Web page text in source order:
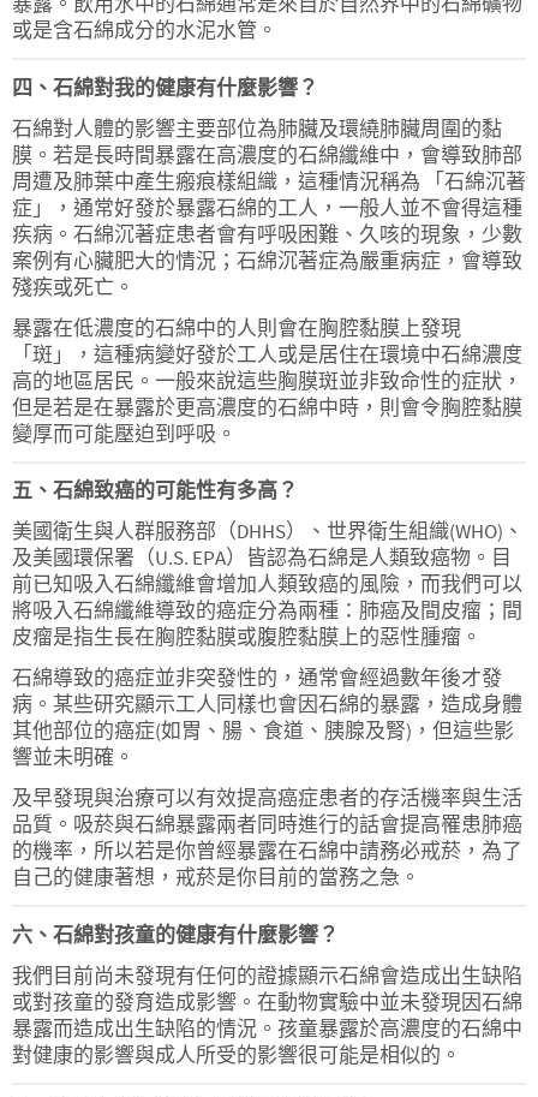
或是含石綿成分的水泥水管。
四、石綿對我的健康有什麼影響？
石綿對人體的影響主要部位為肺臟及環繞肺臟周圍的黏
膜。若是長時間暴露在高濃度的石綿纖維中，會導致肺部
周遭及肺葉中產生瘢痕樣組織，這種情況稱為 「石綿沉著
症」，通常好發於暴露石綿的工人，一般人並不會得這種
疾病。石綿沉著症患者會有呼吸困難、久咳的現象，少數
案例有心臟肥大的情況；石綿沉著症為嚴重病症，會導致
殘疾或死亡。
暴露在低濃度的石綿中的人則會在胸腔黏膜上發現
「斑」，這種病變好發於工人或是居住在環境中石綿濃度
高的地區居民。一般來說這些胸膜斑並非致命性的症狀，
但是若是在暴露於更高濃度的石綿中時，則會令胸腔黏膜
變厚而可能壓迫到呼吸。
五、石綿致癌的可能性有多高？
美國衛生與人群服務部（DHHS）、世界衛生組織(WHO)、
及美國環保署（U.S. EPA）皆認為石綿是人類致癌物。目
前已知吸入石綿纖維會增加人類致癌的風險，而我們可以
將吸入石綿纖維導致的癌症分為兩種：肺癌及間皮瘤；間
皮瘤是指生長在胸腔黏膜或腹腔黏膜上的惡性腫瘤。
石綿導致的癌症並非突發性的，通常會經過數年後才發
病。某些研究顯示工人同樣也會因石綿的暴露，造成身體
其他部位的癌症(如胃、腸、食道、胰腺及腎)，但這些影
響並未明確。
及早發現與治療可以有效提高癌症患者的存活機率與生活
品質。吸菸與石綿暴露兩者同時進行的話會提高罹患肺癌
的機率，所以若是你曾經暴露在石綿中請務必戒菸，為了
自己的健康著想，戒菸是你目前的當務之急。
六、石綿對孩童的健康有什麼影響？
我們目前尚未發現有任何的證據顯示石綿會造成出生缺陷
或對孩童的發育造成影響。在動物實驗中並未發現因石綿
暴露而造成出生缺陷的情況。孩童暴露於高濃度的石綿中
對健康的影響與成人所受的影響很可能是相似的。